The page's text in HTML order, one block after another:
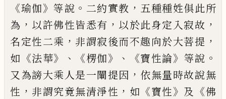
《瑜伽》等說 。 二約實教 ， 五種種姓俱此所
為 ， 以許佛性皆悉有 ， 以於此身定入寂故 ，
名定性二乘 ， 非謂寂後而不趣向於大菩提 ，
如 《法華》、《楞伽》、《寶性論》 等說 。
又為謗大乘人是一闡提因 ， 依無量時故說無
性 ， 非謂究竟無清淨性 ， 如 《寶性》 及 《佛